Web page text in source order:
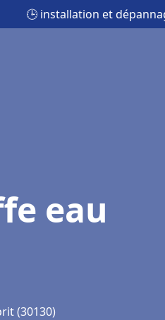
🕒 installation et
eau
(30130)